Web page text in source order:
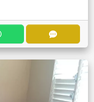
CONTACTAR POR